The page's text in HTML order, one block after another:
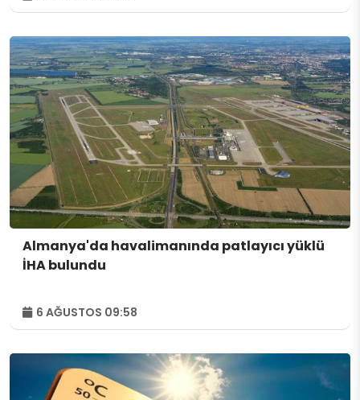
Almanya'da havalimanında patlayıcı yüklü
İHA bulundu
6 AĞUSTOS 09:58